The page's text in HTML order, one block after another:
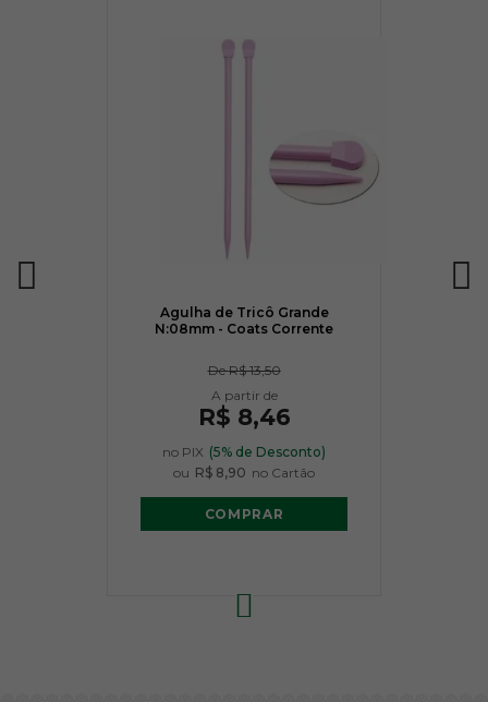
Agulha de Tricô Grande
N:08mm - Coats Corrente
DeR$ 13,50
R$ 8,46
no PIX (5% de Desconto)
ou R$ 8,90 no Cartão
COMPRAR